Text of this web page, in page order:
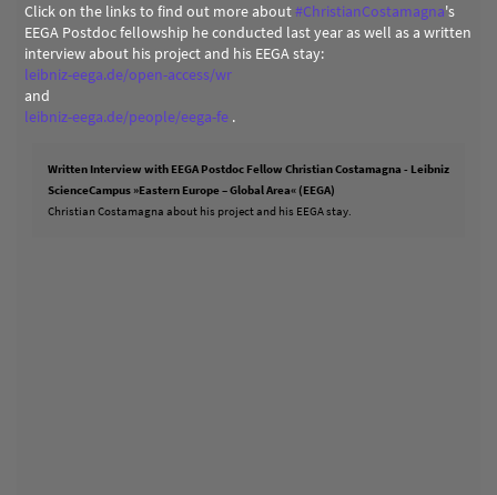
Click on the links to find out more about#ChristianCostamagna's
EEGA Postdoc fellowship he conducted last year as well as a written
interview about his project and his EEGA stay:
leibniz-eega.de/open-access/wr
and
leibniz-eega.de/people/eega-fe .
Written Interview with EEGA Postdoc Fellow Christian Costamagna - Leibniz
ScienceCampus »Eastern Europe – Global Area« (EEGA)
Christian Costamagna about his project and his EEGA stay.